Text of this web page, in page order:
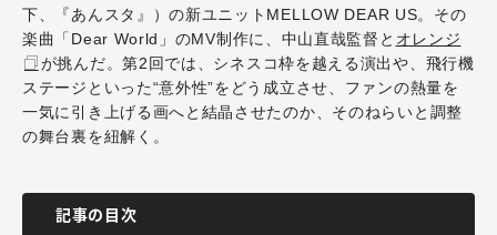
下、『あんスタ』）の新ユニットMELLOW DEAR US。その
楽曲「Dear World」のMV制作に、中山直哉監督と オレンジ
が挑んだ。第2回では、シネスコ枠を越える演出や、飛行機
ステージといった“意外性”をどう成立させ、ファンの熱量を
一気に引き上げる画へと結晶させたのか、そのねらいと調整
の舞台裏を紐解く。
記事の目次